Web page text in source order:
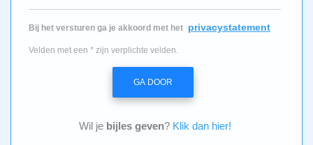
Bij het versturen ga je akkoord met het privacystatement
Velden met een * zijn verplichte velden.
GA DOOR
Wil je bijles geven? Klik dan hier!